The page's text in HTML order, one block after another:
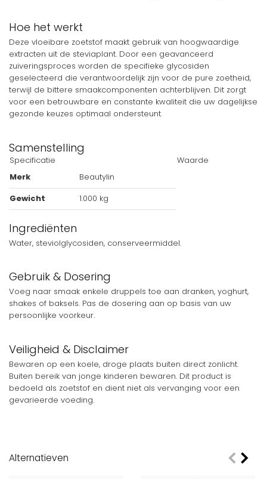
Hoe het werkt
Deze vloeibare zoetstof maakt gebruik van hoogwaardige
extracten uit de steviaplant. Door een geavanceerd
zuiveringsproces worden de specifieke glycosiden
geselecteerd die verantwoordelijk zijn voor de pure zoetheid,
terwijl de bittere smaakcomponenten achterblijven. Dit zorgt
voor een betrouwbare en constante kwaliteit die uw dagelijkse
gezonde keuzes optimaal ondersteunt.
Samenstelling
Specificatie
Waarde
Merk
Beautylin
Gewicht
1.000 kg
Ingrediënten
Water, steviolglycosiden, conserveermiddel.
Gebruik & Dosering
Voeg naar smaak enkele druppels toe aan dranken, yoghurt,
shakes of baksels. Pas de dosering aan op basis van uw
persoonlijke voorkeur.
Veiligheid & Disclaimer
Bewaren op een koele, droge plaats buiten direct zonlicht.
Buiten bereik van jonge kinderen bewaren. Dit product is
bedoeld als zoetstof en dient niet als vervanging voor een
gevarieerde voeding.
Alternatieven